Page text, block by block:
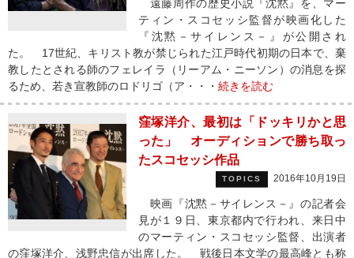
遠藤周作の歴史小説『沈黙』を、マー
ティン・スコセッシ監督が映画化した
『沈黙－サイレンス－』が公開され
た。 17世紀、キリスト教が禁じられた江戸時代初期の日本で、棄
教したとされる師のフェレイラ（リーアム・ニーソン）の消息を探
るため、若き宣教師のロドリゴ（ア・・・ 続きを読む
窪塚洋介、最初は「ドッキリかと思
った」 オーディションで勝ち取っ
たスコセッシ作品
TOPICS 2016年10月19日
映画『沈黙－サイレンス－』の記者会
見が１９日、東京都内で行われ、来日中
のマーティン・スコセッシ監督、出演者
の窪塚洋介、浅野忠信が出席した。 戦後日本文学の最高峰とも称